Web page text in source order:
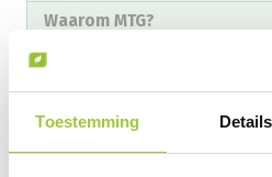
Toestemming Details
Waarom MTG?
Beschrijving
Padel is dé sport van nu